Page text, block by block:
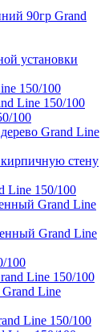
90гр Grand
установки
150/100
Line 150/100
100
Grand Line
стену
Line 150/100
Grand Line
Grand Line
100
Line 150/100
Line
Line 150/100